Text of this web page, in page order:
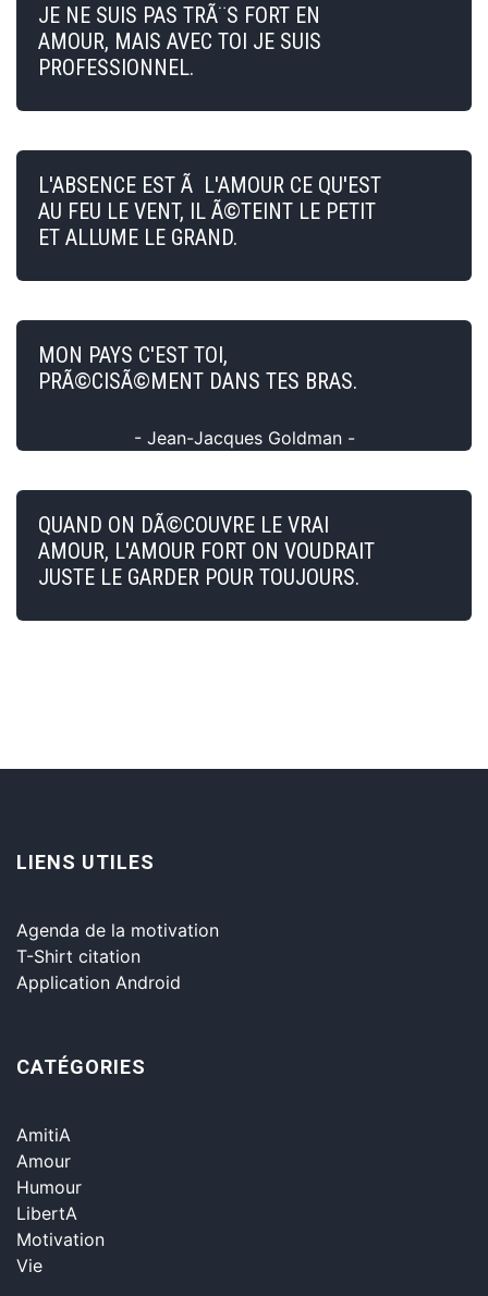
JE NE SUIS PAS TRÃ¨S FORT EN
AMOUR, MAIS AVEC TOI JE SUIS
PROFESSIONNEL.
L'ABSENCE EST Ã L'AMOUR CE QU'EST
AU FEU LE VENT, IL Ã©TEINT LE PETIT
ET ALLUME LE GRAND.
MON PAYS C'EST TOI,
PRÃ©CISÃ©MENT DANS TES BRAS.
- Jean-Jacques Goldman -
QUAND ON DÃ©COUVRE LE VRAI
AMOUR, L'AMOUR FORT ON VOUDRAIT
JUSTE LE GARDER POUR TOUJOURS.
LIENS UTILES
Agenda de la motivation
T-Shirt citation
Application Android
CATÉGORIES
AmitiA
Amour
Humour
LibertA
Motivation
Vie